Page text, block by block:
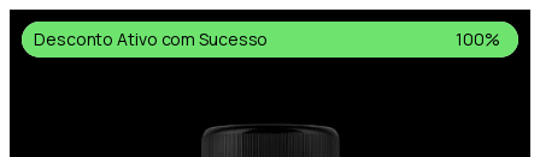
Desconto Ativo com Sucesso 100%